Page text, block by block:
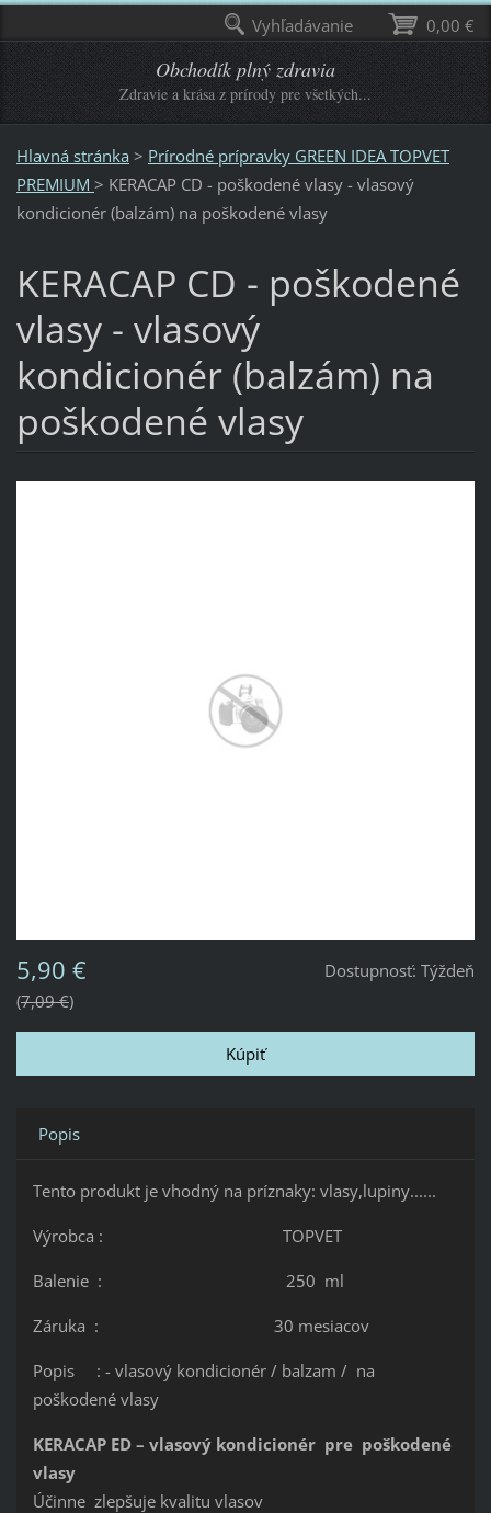
Obchodík plný zdravia
Zdravie a krása z prírody pre všetkých...
Hlavná stránka > Prírodné prípravky GREEN IDEA TOPVET
PREMIUM > KERACAP CD - poškodené vlasy - vlasový
kondicionér (balzám) na poškodené vlasy
KERACAP CD - poškodené
vlasy - vlasový
kondicionér (balzám) na
poškodené vlasy
Dostupnosť: Týždeň
5,90 €
7,09 €
Popis
Tento produkt je vhodný na príznaky: vlasy,lupiny......
Výrobca : TOPVET
Balenie : 250 ml
Záruka : 30 mesiacov
Popis : - vlasový kondicionér / balzam / na
poškodené vlasy
KERACAP ED – vlasový kondicionér pre poškodené
vlasy
Účinne zlepšuje kvalitu vlasov
0,00 €
Vyhľadávanie